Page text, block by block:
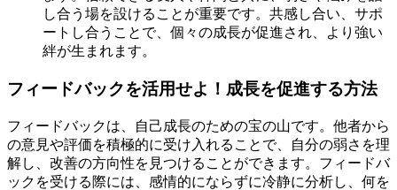
し合う場を設けることが重要です。共感し合い、サポ
ートし合うことで、個々の成長が促進され、より強い
絆が生まれます。
フィードバックを活用せよ！成長を促進する方法
フィードバックは、自己成長のための宝の山です。他者から
の意見や評価を積極的に受け入れることで、自分の弱さを理
解し、改善の方向性を見つけることができます。フィードバ
ックを受ける際には、感情的にならずに冷静に分析し、何を